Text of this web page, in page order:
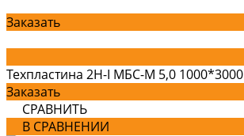
Заказать
Техпластина 2Н-I МБС-М 5,0 1000*3000
Заказать
СРАВНИТЬ
В СРАВНЕНИИ